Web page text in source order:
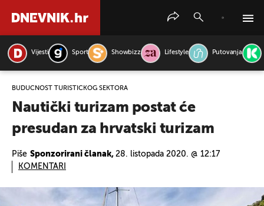
Vijesti Sport Showbizz Lifestyle Putovanja
BUDUĆNOST TURISTIČKOG SEKTORA
Nautički turizam postat će
presudan za hrvatski turizam
Piše Sponzorirani članak, 28. listopada 2020. @ 12:17
KOMENTARI
PRETRAŽITE VIJESTI